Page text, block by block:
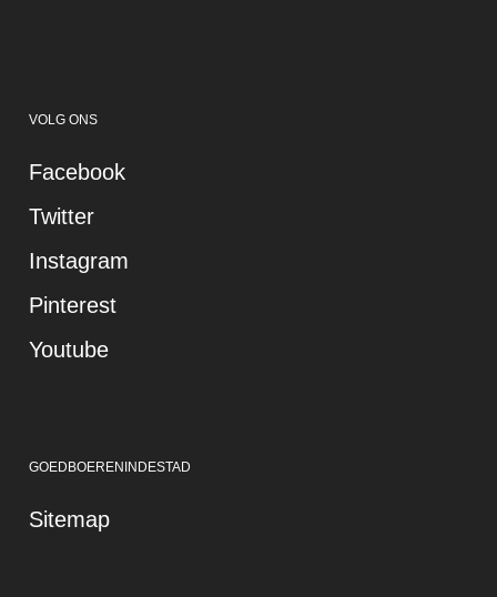
VOLG ONS
Facebook
Twitter
Instagram
Pinterest
Youtube
GOEDBOERENINDESTAD
Sitemap